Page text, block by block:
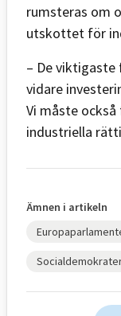
rumsteras om
utskottet för
– De
vidare
Vi måste
industriella
Ämnen i artikeln